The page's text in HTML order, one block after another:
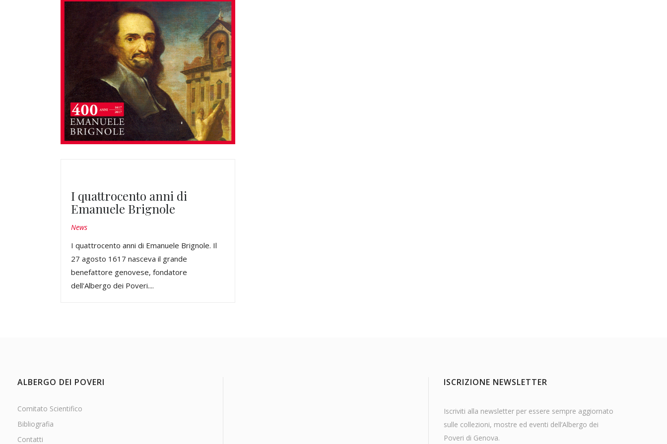
I quattrocento anni di
Emanuele Brignole
News
I quattrocento anni di Emanuele Brignole. Il
27 agosto 1617 nasceva il grande
benefattore genovese, fondatore
dell'Albergo dei Poveri....
ALBERGO DEI POVERI
Comitato Scientifico
Bibliografia
Contatti
ISCRIZIONE NEWSLETTER
Iscriviti alla newsletter per essere sempre aggiornato
sulle collezioni, mostre ed eventi dell’Albergo dei
Poveri di Genova.